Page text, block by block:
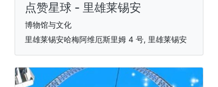
点赞星球 - 里雄莱锡安
博物馆与文化
里雄莱锡安哈梅阿维厄斯里姆 4 号, 里雄莱锡安